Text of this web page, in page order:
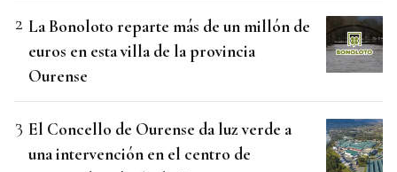
La Bonoloto reparte más de un millón de
euros en esta villa de la provincia
Ourense
El Concello de Ourense da luz verde a
una intervención en el centro de